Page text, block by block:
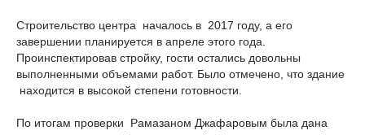
Строительство центра началось в 2017 году, а его
завершении планируется в апреле этого года.
Проинспектировав стройку, гости остались довольны
выполненными объемами работ. Было отмечено, что здание
находится в высокой степени готовности.
По итогам проверки Рамазаном Джафаровым была дана